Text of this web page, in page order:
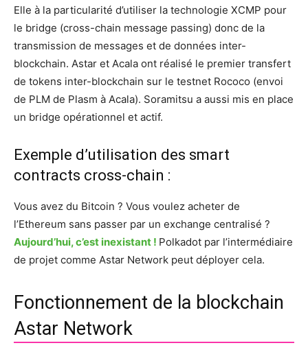
Elle à la particularité d’utiliser la technologie XCMP pour
le bridge (cross-chain message passing) donc de la
transmission de messages et de données inter-
blockchain. Astar et Acala ont réalisé le premier transfert
de tokens inter-blockchain sur le testnet Rococo (envoi
de PLM de Plasm à Acala). Soramitsu a aussi mis en place
un bridge opérationnel et actif.
Exemple d’utilisation des smart
contracts cross-chain :
Vous avez du Bitcoin ? Vous voulez acheter de
l’Ethereum sans passer par un exchange centralisé ?
Aujourd’hui, c’est inexistant ! Polkadot par l’intermédiaire
de projet comme Astar Network peut déployer cela.
Fonctionnement de la blockchain
Astar Network